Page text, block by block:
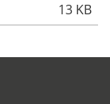
13 KB